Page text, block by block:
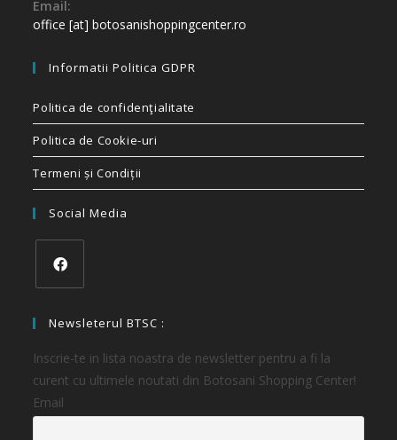
Email:
office [at] botosanishoppingcenter.ro
Informatii Politica GDPR
Politica de confidenţialitate
Politica de Cookie-uri
Termeni și Condiții
Social Media
Newsleterul BTSC :
Inscrie-te in lista noastra de newsletter pentru a fi la
curent cu ultimele noutati din Botosani Shopping Center!
Email